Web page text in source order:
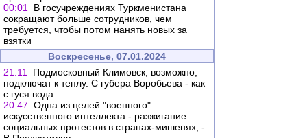
00:01
В госучреждениях Туркменистана
сокращают больше сотрудников, чем
требуется, чтобы потом нанять новых за
взятки
Воскресенье, 07.01.2024
21:11
Подмосковный Климовск, возможно,
подключат к теплу. С губера Воробьева - как
с гуся вода...
20:47 Одна из целей "военного"
искусственного интеллекта - разжигание
социальных протестов в странах-мишенях, -